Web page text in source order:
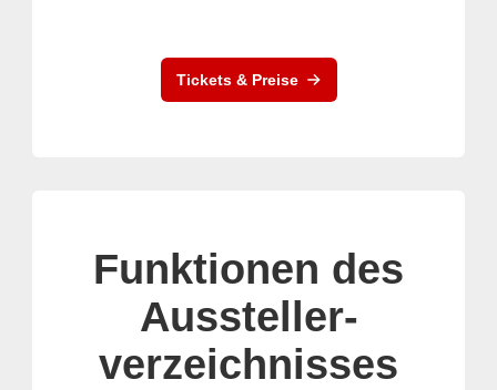
Tickets & Preise
Funktionen des
Aussteller-
verzeichnisses